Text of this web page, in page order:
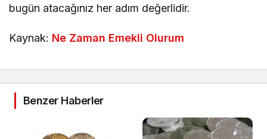
bugün atacağınız her adım değerlidir.
Kaynak: Ne Zaman Emekli Olurum
Benzer Haberler